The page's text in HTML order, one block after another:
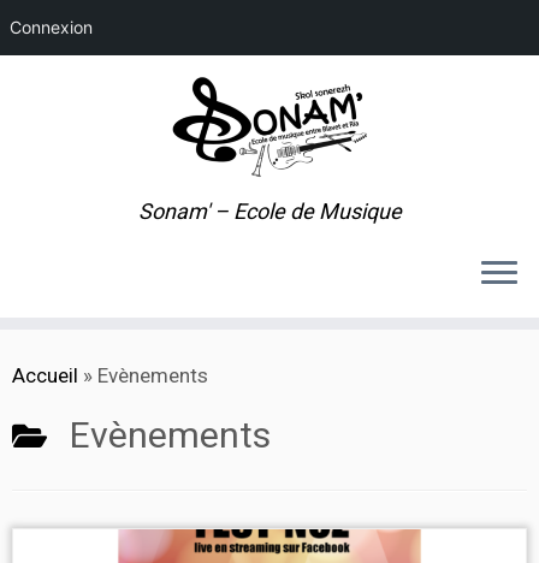
Connexion
au
Sonam' – Ecole de Musique
Accueil » Evènements
Evènements